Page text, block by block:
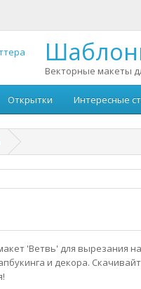
Векторные макеты
Открытки Интересные
'Ветвь' для вырезания
и декора.